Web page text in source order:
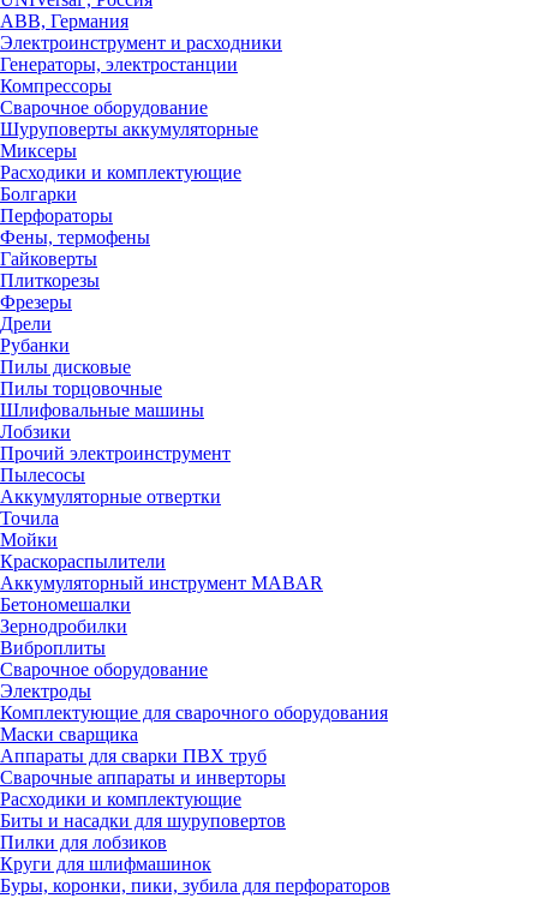
ABB, Германия
Электроинструмент и расходники
Генераторы, электростанции
Компрессоры
Сварочное оборудование
Шуруповерты аккумуляторные
Миксеры
Расходики и комплектующие
Болгарки
Перфораторы
Фены, термофены
Гайковерты
Плиткорезы
Фрезеры
Дрели
Рубанки
Пилы дисковые
Пилы торцовочные
Шлифовальные машины
Лобзики
Прочий электроинструмент
Пылесосы
Аккумуляторные отвертки
Точила
Мойки
Краскораспылители
Аккумуляторный инструмент MABAR
Бетономешалки
Зернодробилки
Виброплиты
Сварочное оборудование
Электроды
Комплектующие для сварочного оборудования
Маски сварщика
Аппараты для сварки ПВХ труб
Сварочные аппараты и инверторы
Расходики и комплектующие
Биты и насадки для шуруповертов
Пилки для лобзиков
Круги для шлифмашинок
Буры, коронки, пики, зубила для перфораторов